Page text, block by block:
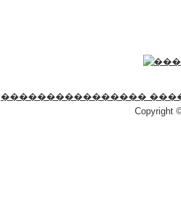
����������������
Copyright